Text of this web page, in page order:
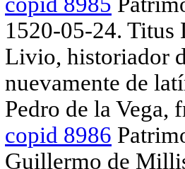
1520-05-24. Titus
Livio, historiador
nuevamente de
Pedro de la Vega,
copid 8986
Guillermo de